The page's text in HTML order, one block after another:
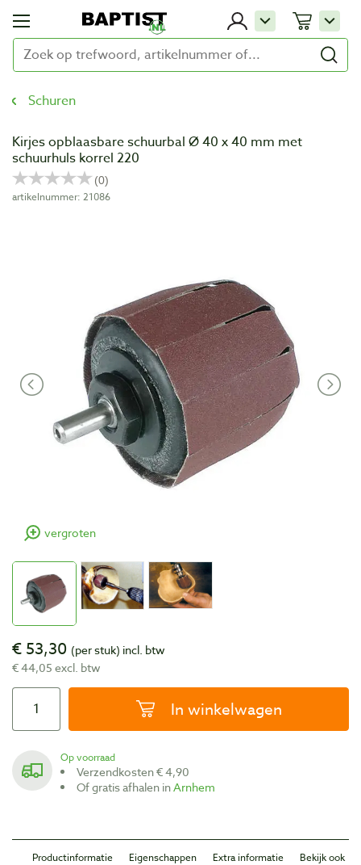
Schuren
Kirjes opblaasbare schuurbal Ø 40 x 40 mm met
schuurhuls korrel 220
artikelnummer: 21086
vergroten
€ 53,30 (per stuk) incl. btw
€ 44,05 excl. btw
In winkelwagen
Op voorraad
Verzendkosten € 4,90
Of gratis afhalen inArnhem
Productinformatie Eigenschappen Extra informatie Bekijk ook